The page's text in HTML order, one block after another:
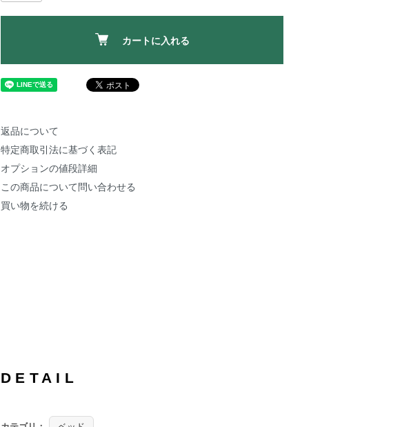
カートに入れる
返品について
特定商取引法に基づく表記
オプションの値段詳細
この商品について問い合わせる
買い物を続ける
DETAIL